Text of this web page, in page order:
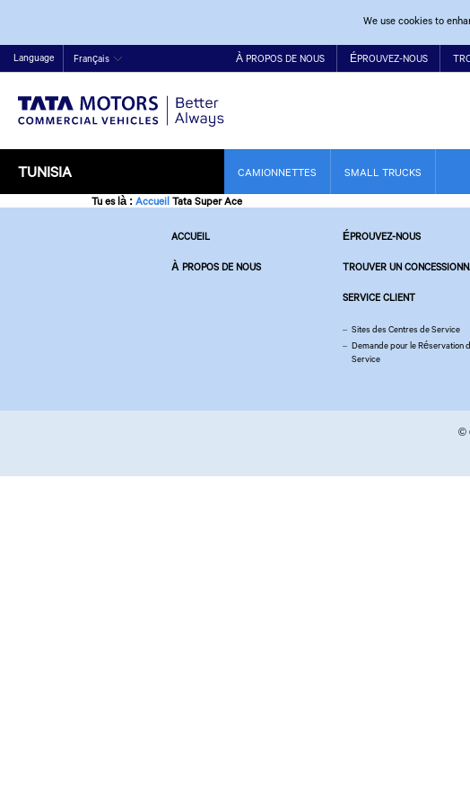
We use cookies to
Language Français À PROPOS DE NOUS ÉPROUVEZ-NOUS
TUNISIA CAMIONNETTES SMALL TRUCKS
Tu es là : Accueil Tata Super Ace
ACCUEIL
À PROPOS DE NOUS
ÉPROUVEZ-NOUS
TROUVER UN
SERVICE CLIENT
Sites des Centres de Service
Demande pour le Réservation
Service
©